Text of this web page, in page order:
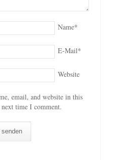
Name*
E-Mail*
Website
email, and website in this
time I comment.